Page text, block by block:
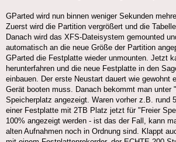
GParted wird nun binnen weniger Sekunden
Zuerst wird die Partition vergrößert und die
Danach wird das XFS-Dateisystem gemounted
automatisch an die neue Größe der Partition
GParted die Festplatte wieder unmounten. Jetzt
herunterfahren und die neue Festplatte in den
einbauen. Der erste Neustart dauert wie gewohnt
Gerät booten muss. Danach bekommt man unter
Speicherplatz angezeigt. Waren vorher z.B. rund
einer Festplatte mit 2TB Platz jetzt für "Freier
100% angezeigt werden - ist das der Fall, kann
alten Aufnahmen noch in Ordnung sind. Klappt